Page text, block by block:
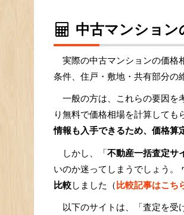
中古マンション
実際の中古マンションの価格
条件、住戸・敷地・共有部分の
一般の方は、これらの要因を
り無料で価格相場を計算しても
情報も入手できるため、価格算
しかし、「不動産一括査定サ
いのか迷ってしまうでしょう。
比較しました（比較記事はこち
以下のサイトは、「査定を受